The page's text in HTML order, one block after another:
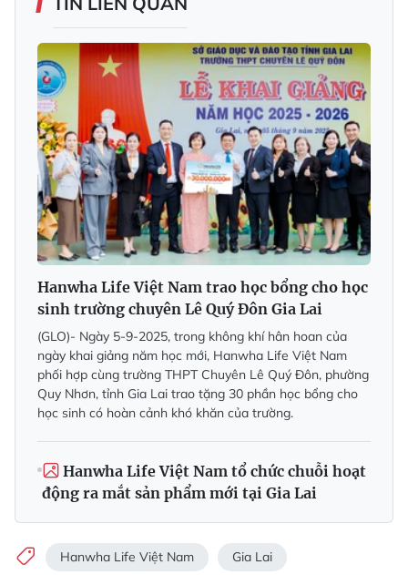
Hanwha Life Việt Nam trao học bổng cho học
sinh trường chuyên Lê Quý Đôn Gia Lai
(GLO)- Ngày 5-9-2025, trong không khí hân hoan của
ngày khai giảng năm học mới, Hanwha Life Việt Nam
phối hợp cùng trường THPT Chuyên Lê Quý Đôn, phường
Quy Nhơn, tỉnh Gia Lai trao tặng 30 phần học bổng cho
học sinh có hoàn cảnh khó khăn của trường.
Hanwha Life Việt Nam tổ chức chuỗi hoạt
động ra mắt sản phẩm mới tại Gia Lai
Hanwha Life Việt Nam Gia Lai